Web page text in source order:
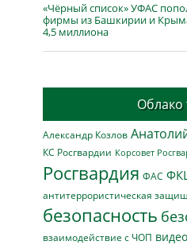
«Чёрный список» УФАС
фирмы из Башкирии и
4,5 миллиона
Облако
Александр Козлов
КС Росгвардии Корсовет
Росгвардия ФАС
антитеррористическая
безопасность
взаимодействие с ЧОП